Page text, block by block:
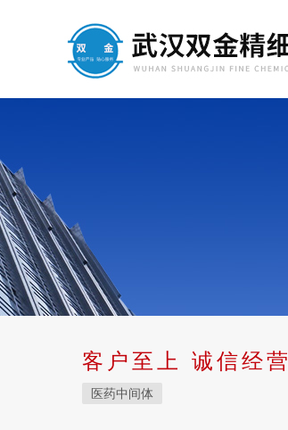
客户至上 诚信经营
医药中间体